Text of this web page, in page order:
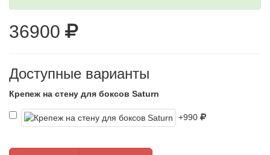
36900
Доступные варианты
Крепеж на стену для боксов Saturn
+990